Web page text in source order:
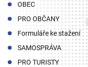
OBEC
PRO OBČANY
Formuláře ke stažení
SAMOSPRÁVA
PRO TURISTY